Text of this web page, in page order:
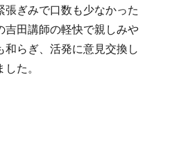
張ぎみで口数も少なかった
吉田講師の軽快で親しみや
和らぎ、活発に意見交換し
た。